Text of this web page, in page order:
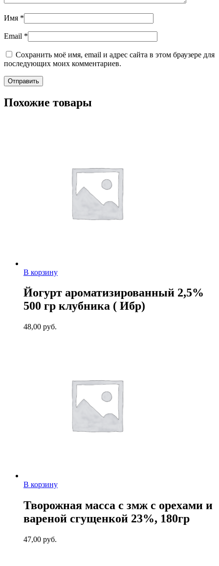
Имя *
Email *
Сохранить моё имя, email и адрес сайта в этом браузере для
последующих моих комментариев.
Похожие товары
В корзину
Йогурт ароматизированный 2,5%
500 гр клубника ( Ибр)
48,00 руб.
В корзину
Творожная масса с змж с орехами и
вареной сгущенкой 23%, 180гр
47,00 руб.